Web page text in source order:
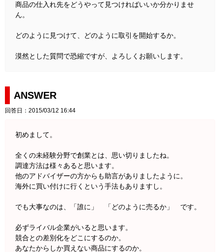
商品の仕入れ先をどうやって見つければいいか分かりませ
ん。
どのように見つけて、どのように取引を開始するか。
漠然とした質問で恐縮ですが、よろしくお願いします。
ANSWER
回答日：2015/03/12 16:44
初めまして。
全くの未経験分野で創業とは、思い切りましたね。
調達方法は様々あると思います。
他のアドバイザーの方からも助言がありましたように。
海外に買い付けに行くという手法もありますし。
でも大事なのは、「誰に」 「どのように売るか」 です。
必ずライバル企業がいると思います。
競合との差別化をどこにするのか。
あなたからしか買えない商品にするのか。